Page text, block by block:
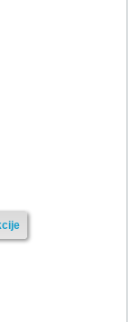
i sniženim
o popustima i ceni
na akciji
garnitura VIVA u grupi
najnižu cenu za Ugaona
garnitura VIVA, sve
cene za Ugaona garnitura
kao i načinu
iz akcije Forma Ideale
proizvod